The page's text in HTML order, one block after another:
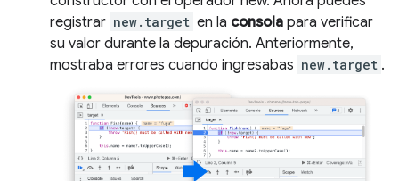
registrar new.target en la consola para verificar
su valor durante la depuración. Anteriormente,
mostraba errores cuando ingresabas new.target .